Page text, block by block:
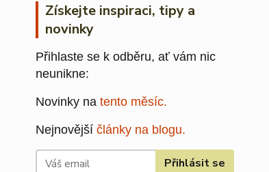
Získejte inspiraci, tipy a
novinky
Přihlaste se k odběru, ať vám nic
neunikne:
Novinky na tento měsíc.
Nejnovější články na blogu.
Přihlásit se